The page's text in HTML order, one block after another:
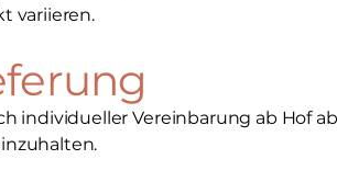
variieren.
individueller Vereinbarung ab Hof